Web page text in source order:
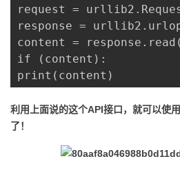
request =
response =
content =
if (content):
print(content)
利用上面说的这个API接口，就可以使
了！